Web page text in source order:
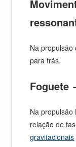
Na propulsão
para trás.
Foguete
Na propulsão
relação de
gravitacionais